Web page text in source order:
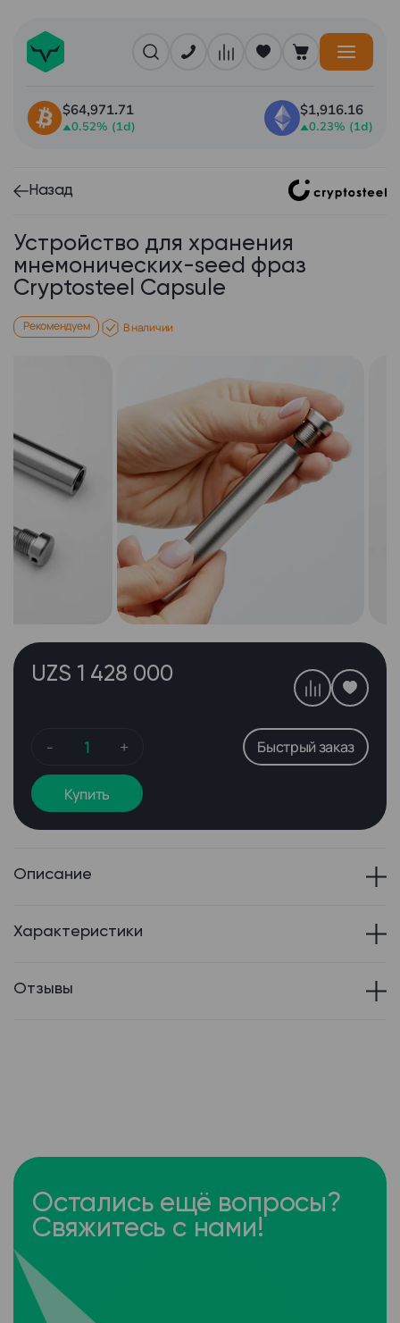
$64,971.71
0.52% (1d)
$1,916.16
0.23% (1d)
Назад
Устройство для хранения
мнемонических-seed фраз
Cryptosteel Capsule
Рекомендуем В наличии
Описание
Характеристики
Отзывы
UZS 1 428 000
- + Быстрый заказ
Купить
Остались ещё вопросы?
Свяжитесь с нами!